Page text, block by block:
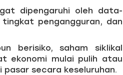
dipengaruhi oleh data-
pengangguran, dan
berisiko, saham siklikal
ekonomi mulai pulih atau
pasar secara keseluruhan.